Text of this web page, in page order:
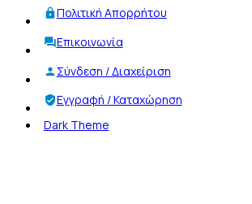
Πολιτική Απορρήτου
Επικοινωνία
Σύνδεση / Διαχείριση
Εγγραφή / Καταχώρηση
Dark Theme